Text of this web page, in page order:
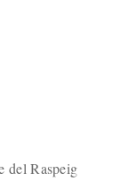
del Raspeig